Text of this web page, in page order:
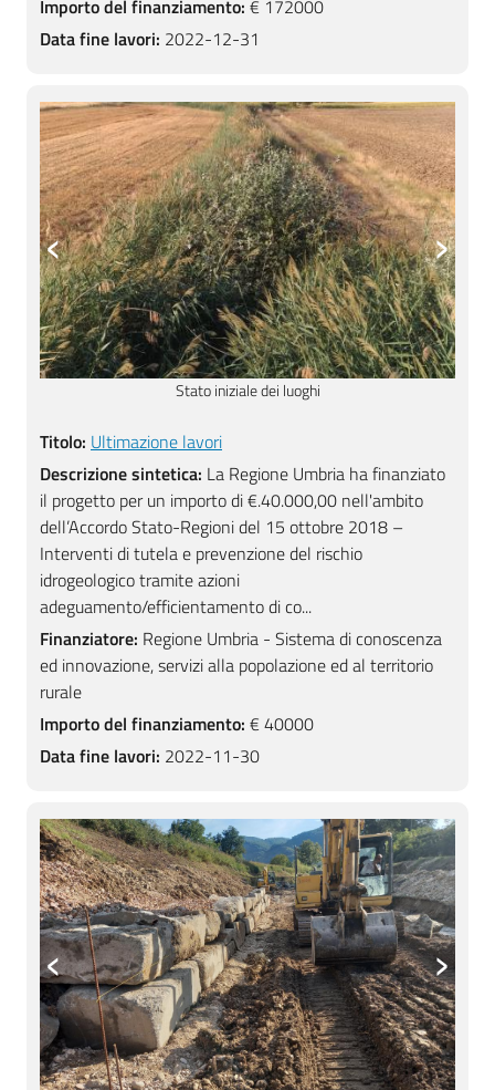
Importo del finanziamento: € 172000
Data fine lavori: 2022-12-31
Stato iniziale dei luoghi
‹ ›
Titolo: Ultimazione lavori
Descrizione sintetica: La Regione Umbria ha finanziato
il progetto per un importo di €.40.000,00 nell'ambito
dell’Accordo Stato-Regioni del 15 ottobre 2018 –
Interventi di tutela e prevenzione del rischio
idrogeologico tramite azioni
adeguamento/efficientamento di co...
Finanziatore: Regione Umbria - Sistema di conoscenza
ed innovazione, servizi alla popolazione ed al territorio
rurale
Importo del finanziamento: € 40000
Data fine lavori: 2022-11-30
‹ ›